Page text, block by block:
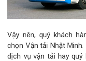
Vậy nên, quý khách
chọn Vận tải Nhật
dịch vụ vận tải hay